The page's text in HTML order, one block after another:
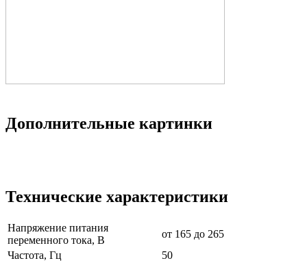
Дополнительные картинки
Технические характеристики
Напряжение питания
переменного тока, В
от 165 до 265
Частота, Гц
50